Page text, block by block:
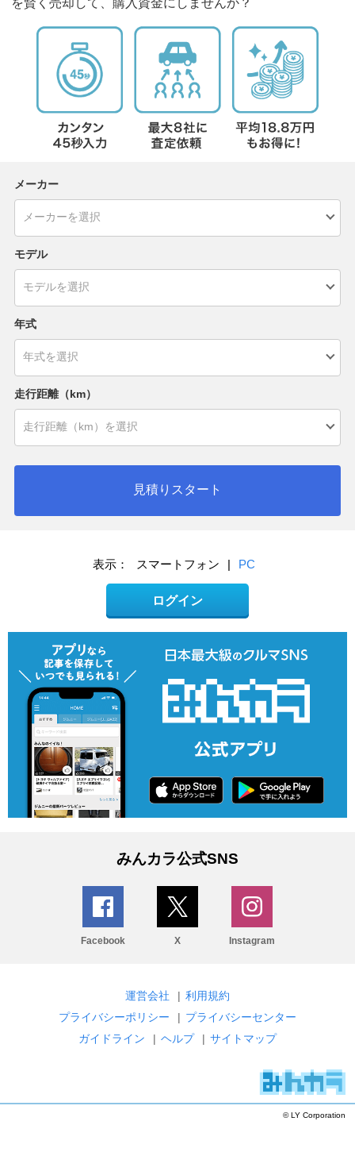
メーカー
モデル
年式
走行距離（km）
見積りスタート
表示： スマートフォン | PC
ログイン
みんカラ公式SNS
Facebook X Instagram
運営会社 | 利用規約
プライバシーポリシー
| プライバシーセンター
ガイドライン
| ヘルプ | サイトマップ
© LY Corporation